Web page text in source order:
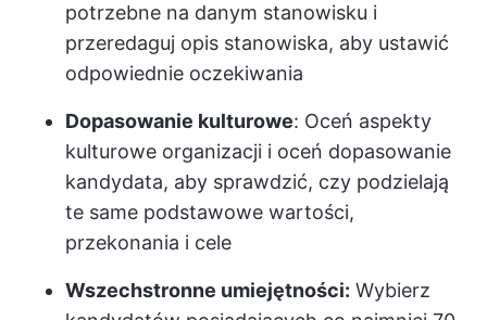
potrzebne na danym stanowisku i
przeredaguj opis stanowiska, aby ustawić
odpowiednie oczekiwania
Dopasowanie kulturowe: Oceń aspekty
kulturowe organizacji i oceń dopasowanie
kandydata, aby sprawdzić, czy podzielają
te same podstawowe wartości,
przekonania i cele
Wszechstronne umiejętności: Wybierz